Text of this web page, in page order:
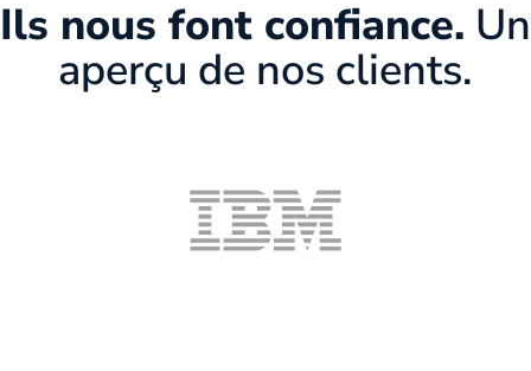
Ils nous font confiance. Un
aperçu de nos clients.